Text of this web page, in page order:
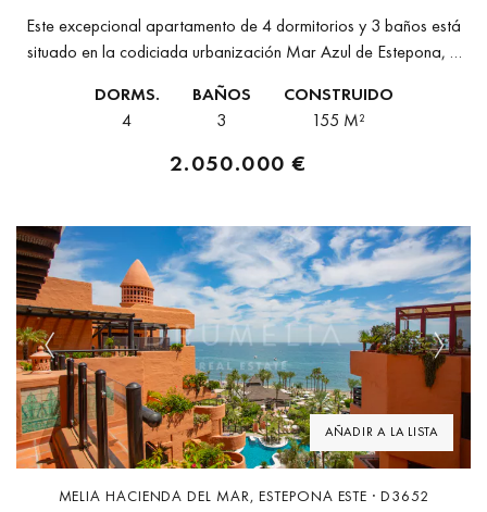
Este excepcional apartamento de 4 dormitorios y 3 baños está
situado en la codiciada urbanización Mar Azul de Estepona, a
DORMS.
4
BAÑOS
3
CONSTRUIDO
155 M²
2.050.000 €
AÑADIR A LA LISTA
Previous Next
MELIA HACIENDA DEL MAR, ESTEPONA ESTE · D3652